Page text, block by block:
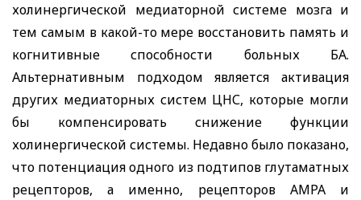
холинергической медиаторной системе мозга и
тем самым в какой-то мере восстановить память и
когнитивные способности больных БА.
Альтернативным подходом является активация
других медиаторных систем ЦНС, которые могли
бы компенсировать снижение функции
холинергической системы. Недавно было показано,
что потенциация одного из подтипов глутаматных
рецепторов, а именно, рецепторов АМРА и